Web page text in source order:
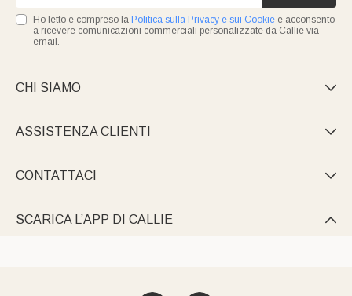
Ho letto e compreso la Politica sulla Privacy e sui Cookie e acconsento
a ricevere comunicazioni commerciali personalizzate da Callie via
email.
CHI SIAMO 
ASSISTENZA CLIENTI 
CONTATTACI 
SCARICA L’APP DI CALLIE 